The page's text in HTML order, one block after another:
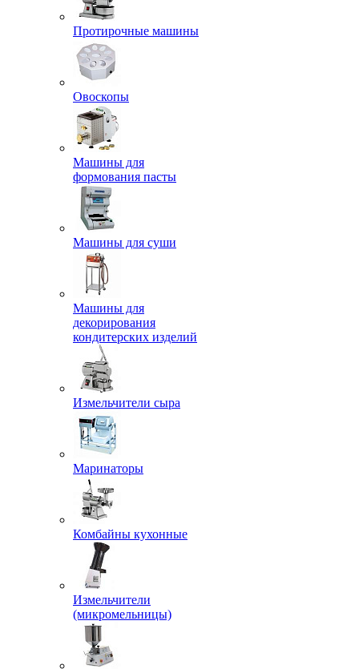
Протирочные машины
Овоскопы
Машины для
формования пасты
Машины для суши
Машины для
декорирования
кондитерских изделий
Измельчители сыра
Маринаторы
Комбайны кухонные
Измельчители
(микромельницы)